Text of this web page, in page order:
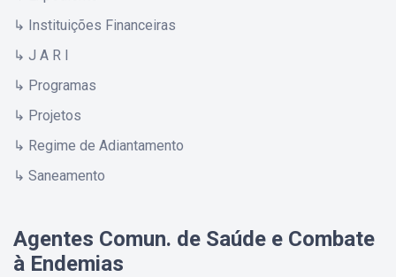
↳ Instituições Financeiras
↳ J A R I
↳ Programas
↳ Projetos
↳ Regime de Adiantamento
↳ Saneamento
Agentes Comun. de Saúde e Combate
à Endemias